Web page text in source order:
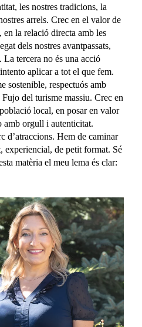
les nostres tradicions, la
arrels. Crec en el valor de
en la relació directa amb les
dels nostres avantpassats,
tercera no és una acció
aplicar a tot el que fem.
sostenible, respectuós amb
del turisme massiu. Crec en
local, en posar en valor
amb orgull i autenticitat.
d’atraccions. Hem de caminar
experiencial, de petit format. Sé
matèria el meu lema és clar: